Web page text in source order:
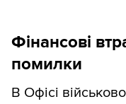
Фінансові
помилки
В Офісі